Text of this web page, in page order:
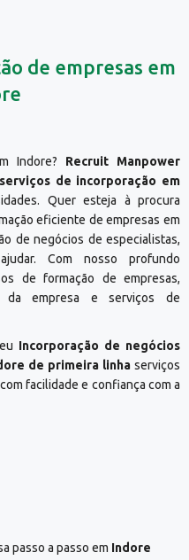
de empresas em
Indore? Recruit Manpower
serviços de incorporação em
Quer esteja à procura
eficiente de empresas em
de negócios de especialistas,
Com nosso profundo
de formação de empresas,
da empresa e serviços de
Incorporação de negócios
de primeira linhaserviços
facilidade e confiança com a
passo a passo em Indore